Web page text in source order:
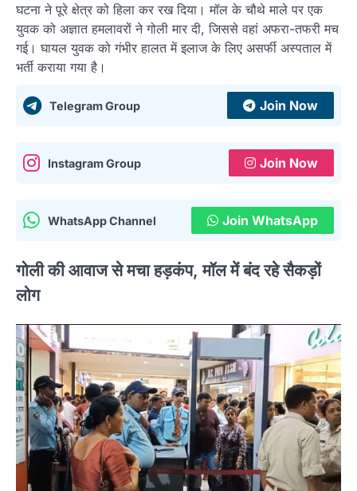
घटना ने पूरे क्षेत्र को हिला कर रख दिया। मॉल के चौथे माले पर एक
युवक को अज्ञात हमलावरों ने गोली मार दी, जिससे वहां अफरा-तफरी मच
गई। घायल युवक को गंभीर हालत में इलाज के लिए असर्फी अस्पताल में
भर्ती कराया गया है।
Telegram Group Join Now
Instagram Group Join Now
WhatsApp Channel Join WhatsApp
गोली की आवाज से मचा हड़कंप, मॉल में बंद रहे सैकड़ों
लोग